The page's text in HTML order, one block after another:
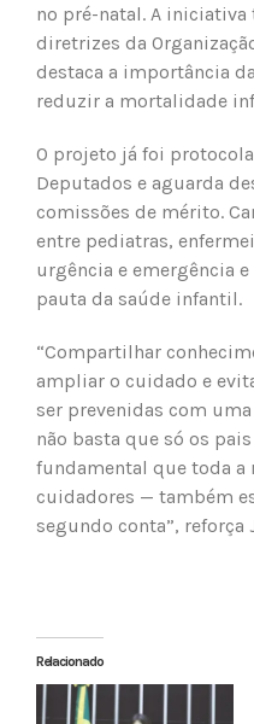
no pré-natal. A iniciativa
diretrizes da
destaca a importância
reduzir a mortalidade
O projeto já foi
Deputados e aguarda
comissões de mérito.
entre pediatras,
urgência e emergência
pauta da saúde infantil.
“Compartilhar
ampliar o cuidado e
ser prevenidas com
não basta que só os
fundamental que toda a
cuidadores — também
segundo conta”, reforça
Relacionado